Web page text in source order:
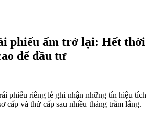
phiếu ấm trở lại: Hết thời
để đầu tư
phiếu riêng lẻ ghi nhận những tín hiệu tích
cấp và thứ cấp sau nhiều tháng trầm lắng.